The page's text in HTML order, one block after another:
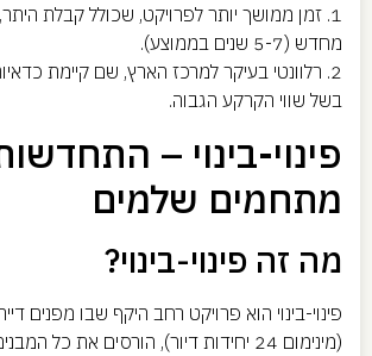
1. זמן ממושך יותר לפרויקט, שכולל קבלת היתר,
מחדש (5-7 שנים בממוצע).
2. רלוונטי בעיקר למרכז הארץ, שם קיימת
בשל שווי הקרקע הגבוה.
פינוי-בינוי –
מתחמים שלמים
מה זה פינוי-בינוי?
פינוי-בינוי הוא פרויקט רחב היקף שבו מפנים
(מינימום 24 יחידות דיור), הורסים את כל